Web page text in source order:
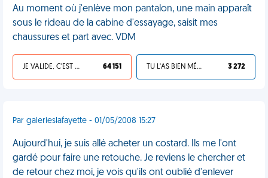
Au moment où j'enlève mon pantalon, une main apparaît
sous le rideau de la cabine d'essayage, saisit mes
chaussures et part avec. VDM
JE VALIDE, C'EST UNE VDM 64 151 TU L'AS BIEN MÉRITÉ 3 272
Par galerieslafayette - 01/05/2008 15:27
Aujourd'hui, je suis allé acheter un costard. Ils me l'ont
gardé pour faire une retouche. Je reviens le chercher et
de retour chez moi, je vois qu'ils ont oublié d'enlever